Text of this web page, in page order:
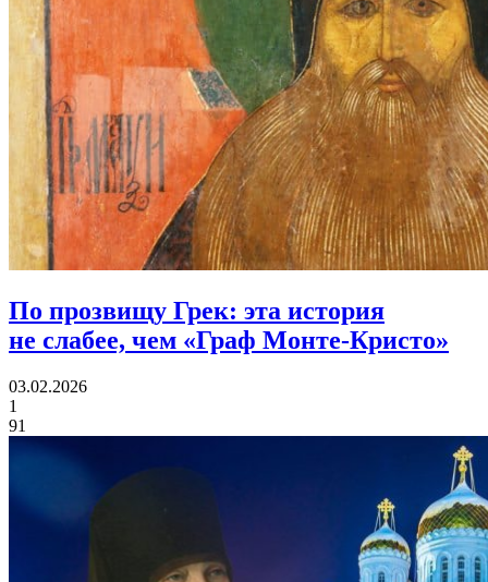
По прозвищу Грек: эта история
не слабее, чем «Граф Монте-Кристо»
03.02.2026
1
91